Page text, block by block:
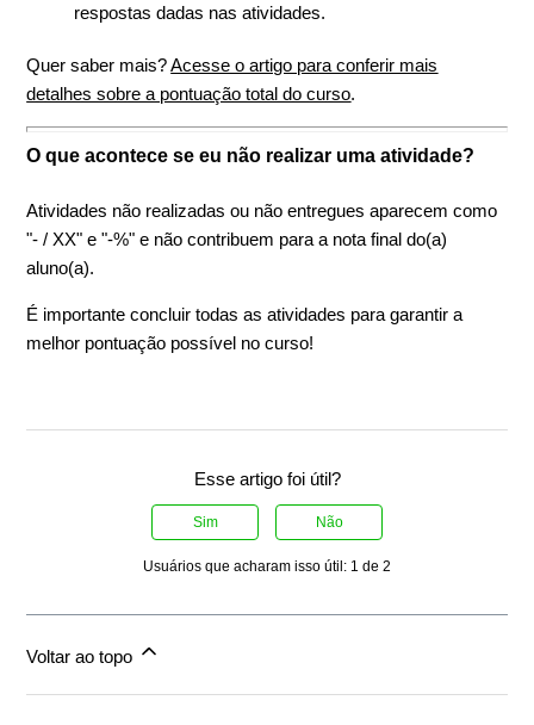
respostas dadas nas atividades.
Quer saber mais?Acesse o artigo para conferir mais
detalhes sobre a pontuação total do curso.
O que acontece se eu não realizar uma atividade?
Atividades não realizadas ou não entregues aparecem como
"- / XX" e "-%" e não contribuem para a nota final do(a)
aluno(a).
É importante concluir todas as atividades para garantir a
melhor pontuação possível no curso!
Esse artigo foi útil?
Sim Não
Usuários que acharam isso útil: 1 de 2
Voltar ao topo